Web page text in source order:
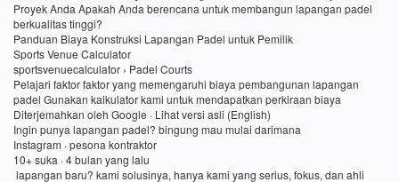
Proyek Anda Apakah Anda berencana untuk membangun lapangan padel
berkualitas tinggi?
Panduan Biaya Konstruksi Lapangan Padel untuk Pemilik
Sports Venue Calculator
sportsvenuecalculator › Padel Courts
Pelajari faktor faktor yang memengaruhi biaya pembangunan lapangan
padel Gunakan kalkulator kami untuk mendapatkan perkiraan biaya
Diterjemahkan oleh Google · Lihat versi asli (English)
Ingin punya lapangan padel? bingung mau mulai darimana
Instagram · pesona kontraktor
10+ suka · 4 bulan yang lalu
lapangan baru? kami solusinya, hanya kami yang serius, fokus, dan ahli